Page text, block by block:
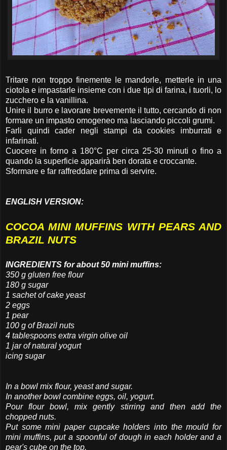
Tritare non troppo finemente le mandorle, metterle in una
ciotola e impastarle insieme con i due tipi di farina, i tuorli, lo
zucchero e la vanillina.
Unire il burro e lavorare brevemente il tutto, cercando di non
formare un impasto omogeneo ma lasciando piccoli grumi.
Farli quindi cader negli stampi da cookies imburrati e
infarinati.
Cuocere in forno a 180°C per circa 25-30 minuti o fino a
quando la superficie apparirà ben dorata e croccante.
Sformare e far raffreddare prima di servire.
ENGLISH VERSION:
COCOA MINI MUFFINS WITH PEARS AND
BRAZIL NUTS
INGREDIENTS for about 50 mini muffins:
350 g gluten free flour
180 g sugar
1 sachet of cake yeast
2 eggs
1 pear
100 g of Brazil nuts
4 tablespoons extra virgin olive oil
1 jar of natural yogurt
icing sugar
In a bowl mix flour, yeast and sugar.
In another bowl combine eggs, oil, yogurt.
Pour flour bowl, mix gently stirring and then add the
chopped nuts.
Put some mini paper cupcake holders into the mould for
mini muffins, put a spoonful of dough in each holder and a
pear's cube on the top.